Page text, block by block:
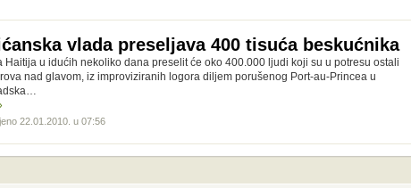
vlada preseljava 400 tisuća beskućnika
Haitija u idućih nekoliko dana preselit će oko 400.000 ljudi koji su u potresu ostali
nad glavom, iz improviziranih logora diljem porušenog Port-au-Princea u
22.01.2010. u 07:56